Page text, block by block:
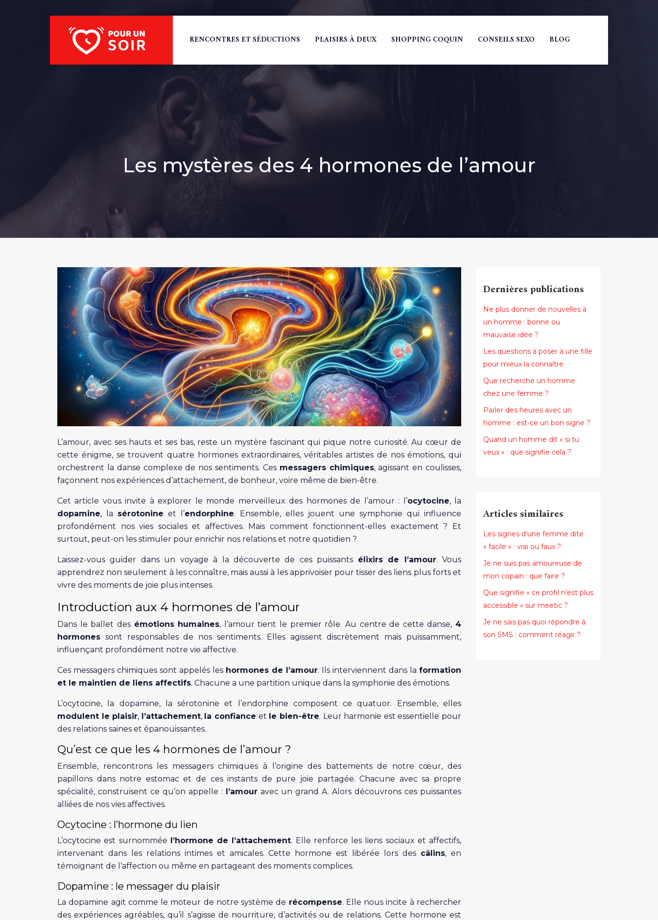
RENCONTRES ET SÉDUCTIONS PLAISIRS À DEUX SHOPPING COQUIN CONSEILS SEXO BLOG
Les mystères des 4 hormones de l’amour
L’amour, avec ses hauts et ses bas, reste un mystère fascinant qui pique notre curiosité. Au cœur de
cette énigme, se trouvent quatre hormones extraordinaires, véritables artistes de nos émotions, qui
orchestrent la danse complexe de nos sentiments. Ces messagers chimiques, agissant en coulisses,
façonnent nos expériences d’attachement, de bonheur, voire même de bien-être.
Cet article vous invite à explorer le monde merveilleux des hormones de l’amour : l’ocytocine, la
dopamine, la sérotonine et l’endorphine. Ensemble, elles jouent une symphonie qui influence
profondément nos vies sociales et affectives. Mais comment fonctionnent-elles exactement ? Et
surtout, peut-on les stimuler pour enrichir nos relations et notre quotidien ?
Laissez-vous guider dans un voyage à la découverte de ces puissants élixirs de l’amour. Vous
apprendrez non seulement à les connaître, mais aussi à les apprivoiser pour tisser des liens plus forts et
vivre des moments de joie plus intenses.
Introduction aux 4 hormones de l’amour
Dans le ballet des émotions humaines, l’amour tient le premier rôle. Au centre de cette danse, 4
hormones sont responsables de nos sentiments. Elles agissent discrètement mais puissamment,
influençant profondément notre vie affective.
Ces messagers chimiques sont appelés les hormones de l’amour. Ils interviennent dans la formation
et le maintien de liens affectifs. Chacune a une partition unique dans la symphonie des émotions.
L’ocytocine, la dopamine, la sérotonine et l’endorphine composent ce quatuor. Ensemble, elles
modulent le plaisir, l’attachement, la confiance et le bien-être. Leur harmonie est essentielle pour
des relations saines et épanouissantes.
Qu’est ce que les 4 hormones de l’amour ?
Ensemble, rencontrons les messagers chimiques à l’origine des battements de notre cœur, des
papillons dans notre estomac et de ces instants de pure joie partagée. Chacune avec sa propre
spécialité, construisent ce qu’on appelle : l’amouravec un grand A. Alors découvrons ces puissantes
alliées de nos vies affectives.
Ocytocine : l’hormone du lien
L’ocytocine est surnommée l’hormone de l’attachement. Elle renforce les liens sociaux et affectifs,
intervenant dans les relations intimes et amicales. Cette hormone est libérée lors des câlins, en
témoignant de l’affection ou même en partageant des moments complices.
Dopamine : le messager du plaisir
La dopamine agit comme le moteur de notre système de récompense. Elle nous incite à rechercher
des expériences agréables, qu’il s’agisse de nourriture, d’activités ou de relations. Cette hormone est
Dernières publications
Ne plus donner de nouvelles à
un homme : bonne ou
mauvaise idée ?
Les questions à poser à une fille
pour mieux la connaître
Que recherche un homme
chez une femme ?
Parler des heures avec un
homme : est-ce un bon signe ?
Quand un homme dit « si tu
veux » : que signifie cela ?
Articles similaires
Les signes d’une femme dite
« facile » : vrai ou faux ?
Je ne suis pas amoureuse de
mon copain : que faire ?
Que signifie « ce profil n’est plus
accessible » sur meetic ?
Je ne sais pas quoi répondre à
son SMS : comment réagir ?